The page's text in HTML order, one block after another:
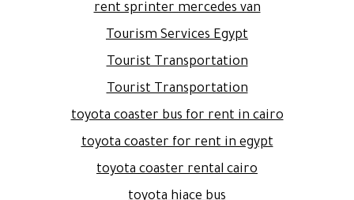
rent sprinter mercedes van
Tourism Services Egypt
Tourist Transportation
Tourist Transportation
toyota coaster bus for rent in cairo
toyota coaster for rent in egypt
toyota coaster rental cairo
toyota hiace bus